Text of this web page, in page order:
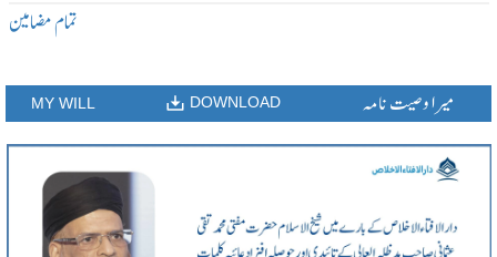
تمام مضامین
MY WILL DOWNLOAD میرا وصیت نامہ